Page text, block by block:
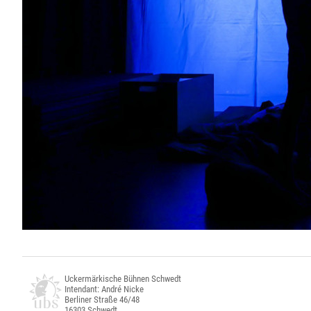
Uckermärkische Bühnen Schwedt
Intendant: André Nicke
Berliner Straße 46/48